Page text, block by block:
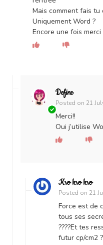
Mais comment fais tu
Uniquement Word ?
Encore une fois merci
Define
Posted on 21
Merci!!
Oui j’utilise
Kro kro kro
Posted on 21
Force est de
tous ses
????Et tes
futur cp/cm2